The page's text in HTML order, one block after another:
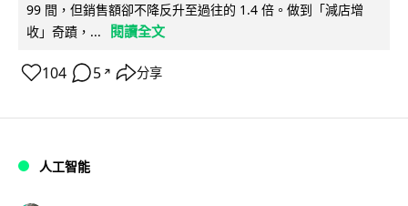
99 間，但銷售額卻不降反升至過往的 1.4 倍。做到「減店增
收」奇蹟，...
閱讀全文
104 5 ↗ 分享
人工智能